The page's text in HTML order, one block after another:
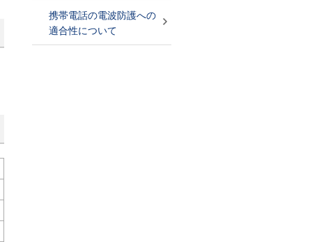
携帯電話の電波防護への
適合性について